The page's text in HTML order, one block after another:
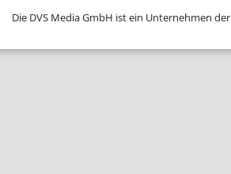
Die DVS Media GmbH ist ein Unternehmen der